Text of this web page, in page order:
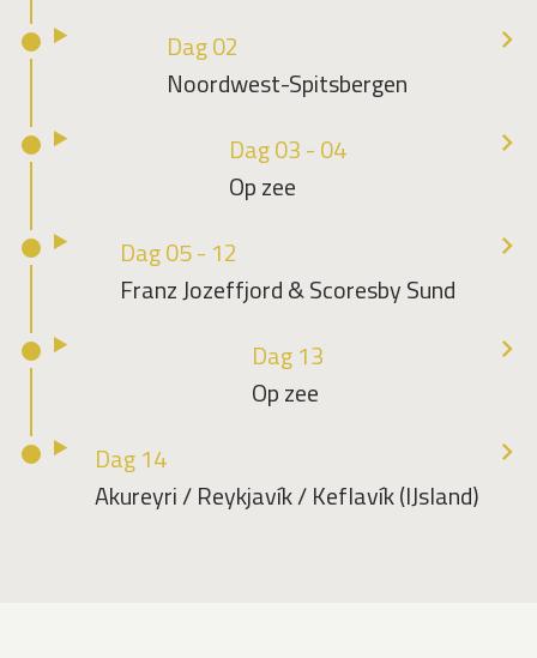
Dag 02
Noordwest-Spitsbergen
Dag 03 - 04
Op zee
Dag 05 - 12
Franz Jozeffjord & Scoresby Sund
Dag 13
Op zee
Dag 14
Akureyri / Reykjavík / Keflavík (IJsland)